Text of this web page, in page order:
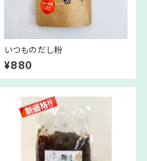
いつものだし粉
¥880